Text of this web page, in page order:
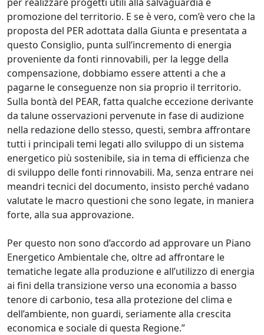
promozione del territorio. E se è vero, com’è vero che la
proposta del PER adottata dalla Giunta e presentata a
questo Consiglio, punta sull’incremento di energia
proveniente da fonti rinnovabili, per la legge della
compensazione, dobbiamo essere attenti a che a
pagarne le conseguenze non sia proprio il territorio.
Sulla bontà del PEAR, fatta qualche eccezione derivante
da talune osservazioni pervenute in fase di audizione
nella redazione dello stesso, questi, sembra affrontare
tutti i principali temi legati allo sviluppo di un sistema
energetico più sostenibile, sia in tema di efficienza che
di sviluppo delle fonti rinnovabili. Ma, senza entrare nei
meandri tecnici del documento, insisto perché vadano
valutate le macro questioni che sono legate, in maniera
forte, alla sua approvazione.
Per questo non sono d’accordo ad approvare un Piano
Energetico Ambientale che, oltre ad affrontare le
tematiche legate alla produzione e all’utilizzo di energia
ai fini della transizione verso una economia a basso
tenore di carbonio, tesa alla protezione del clima e
dell’ambiente, non guardi, seriamente alla crescita
economica e sociale di questa Regione.”